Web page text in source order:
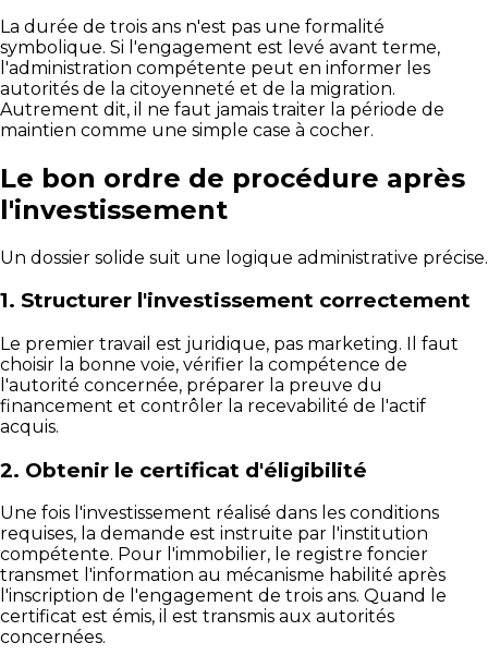
La durée de trois ans n'est pas une formalité
symbolique. Si l'engagement est levé avant terme,
l'administration compétente peut en informer les
autorités de la citoyenneté et de la migration.
Autrement dit, il ne faut jamais traiter la période de
maintien comme une simple case à cocher.
Le bon ordre de procédure après
l'investissement
Un dossier solide suit une logique administrative précise.
1. Structurer l'investissement correctement
Le premier travail est juridique, pas marketing. Il faut
choisir la bonne voie, vérifier la compétence de
l'autorité concernée, préparer la preuve du
financement et contrôler la recevabilité de l'actif
acquis.
2. Obtenir le certificat d'éligibilité
Une fois l'investissement réalisé dans les conditions
requises, la demande est instruite par l'institution
compétente. Pour l'immobilier, le registre foncier
transmet l'information au mécanisme habilité après
l'inscription de l'engagement de trois ans. Quand le
certificat est émis, il est transmis aux autorités
concernées.